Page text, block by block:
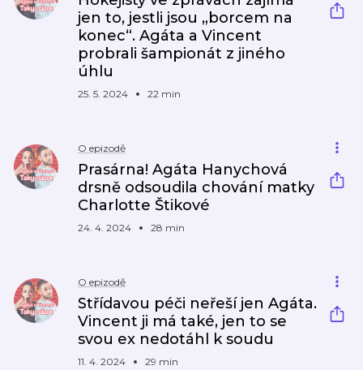
jen to, jestli jsou „borcem na
konec“. Agáta a Vincent
probrali šampionát z jiného
úhlu
25. 5. 2024 22 min
O epizodě
Prasárna! Agáta Hanychová
drsně odsoudila chování matky
Charlotte Štikové
24. 4. 2024 28 min
O epizodě
Střídavou péči neřeší jen Agáta.
Vincent ji má také, jen to se
svou ex nedotáhl k soudu
11. 4. 2024 29 min